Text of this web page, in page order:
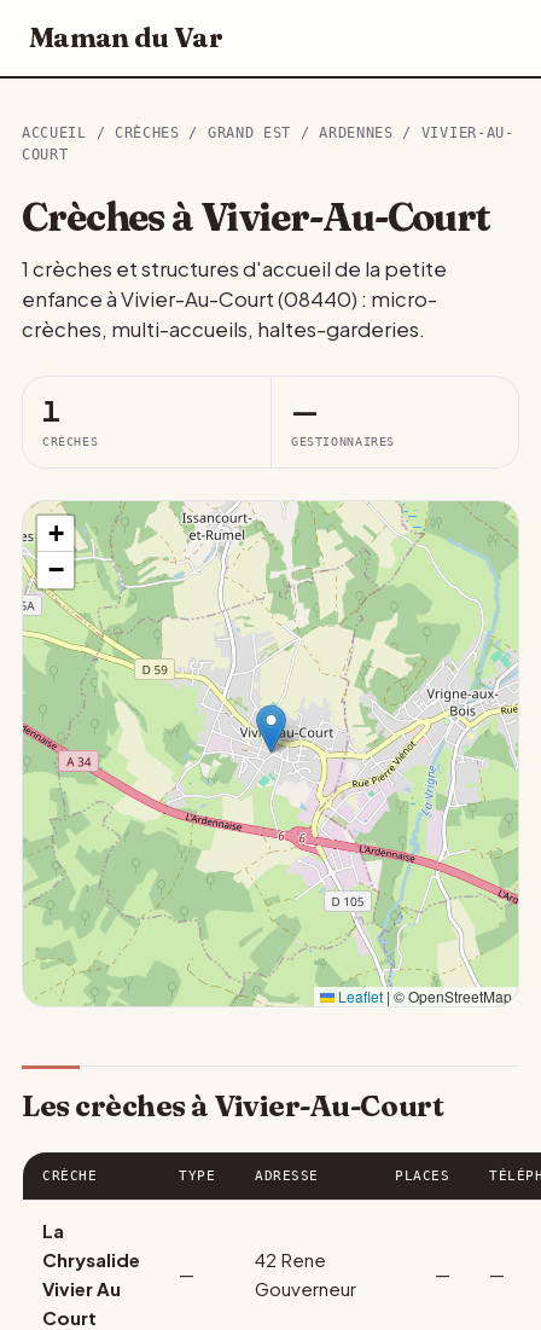
Maman du Var
ACCUEIL / CRÈCHES / GRAND EST /ARDENNES / VIVIER-AU-
COURT
Crèches à Vivier-Au-Court
1 crèches et structures d'accueil de la petite
enfance à Vivier-Au-Court (08440) : micro-
crèches, multi-accueils, haltes-garderies.
1
CRÈCHES
—
GESTIONNAIRES
+
−
Leaflet | © OpenStreetMap
Les crèches à Vivier-Au-Court
CRÈCHE TYPE ADRESSE PLACES
La
Chrysalide
Vivier Au
Court
—
42 Rene
Gouverneur
— —